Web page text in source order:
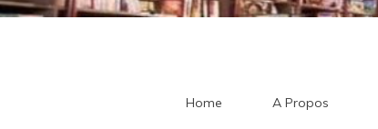
Home A Propos